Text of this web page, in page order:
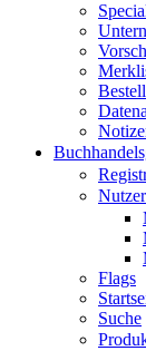
Flags
Suche